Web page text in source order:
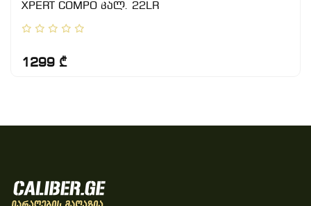
XPERT COMPO კალ. 22LR
1299 ₾